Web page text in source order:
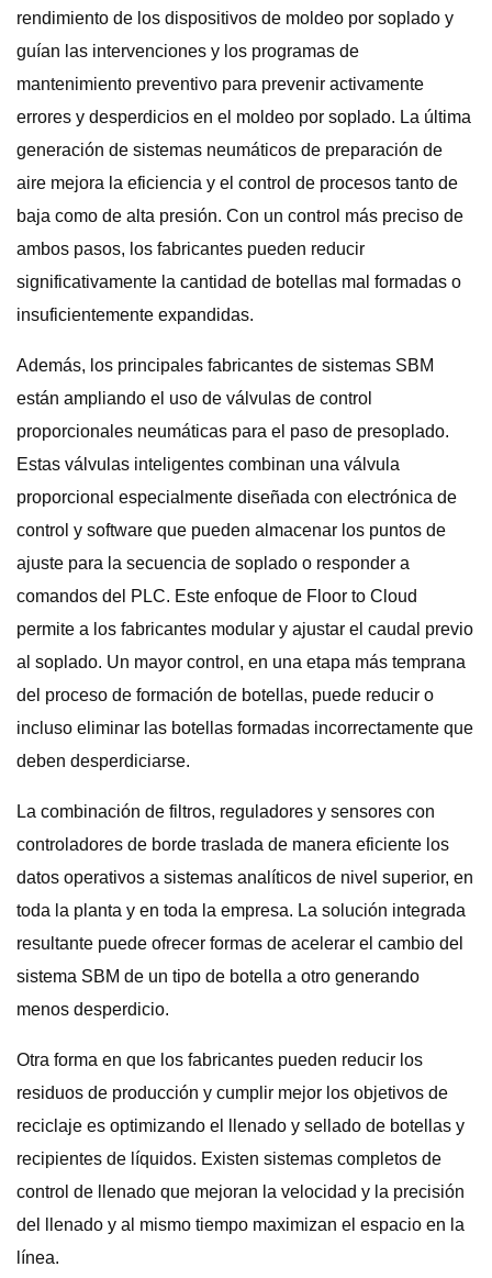
rendimiento de los dispositivos de moldeo por soplado y
guían las intervenciones y los programas de
mantenimiento preventivo para prevenir activamente
errores y desperdicios en el moldeo por soplado. La última
generación de sistemas neumáticos de preparación de
aire mejora la eficiencia y el control de procesos tanto de
baja como de alta presión. Con un control más preciso de
ambos pasos, los fabricantes pueden reducir
significativamente la cantidad de botellas mal formadas o
insuficientemente expandidas.
Además, los principales fabricantes de sistemas SBM
están ampliando el uso de válvulas de control
proporcionales neumáticas para el paso de presoplado.
Estas válvulas inteligentes combinan una válvula
proporcional especialmente diseñada con electrónica de
control y software que pueden almacenar los puntos de
ajuste para la secuencia de soplado o responder a
comandos del PLC. Este enfoque de Floor to Cloud
permite a los fabricantes modular y ajustar el caudal previo
al soplado. Un mayor control, en una etapa más temprana
del proceso de formación de botellas, puede reducir o
incluso eliminar las botellas formadas incorrectamente que
deben desperdiciarse.
La combinación de filtros, reguladores y sensores con
controladores de borde traslada de manera eficiente los
datos operativos a sistemas analíticos de nivel superior, en
toda la planta y en toda la empresa. La solución integrada
resultante puede ofrecer formas de acelerar el cambio del
sistema SBM de un tipo de botella a otro generando
menos desperdicio.
Otra forma en que los fabricantes pueden reducir los
residuos de producción y cumplir mejor los objetivos de
reciclaje es optimizando el llenado y sellado de botellas y
recipientes de líquidos. Existen sistemas completos de
control de llenado que mejoran la velocidad y la precisión
del llenado y al mismo tiempo maximizan el espacio en la
línea.